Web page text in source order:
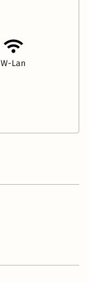
W-Lan